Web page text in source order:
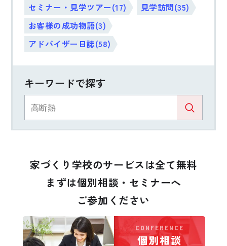
セミナー・見学ツアー(17)
見学訪問(35)
お客様の成功物語(3)
アドバイザー日誌(58)
キーワードで探す
家づくり学校のサービスは全て無料
まずは個別相談・セミナーへ
ご参加ください
CONFERENCE
個別相談